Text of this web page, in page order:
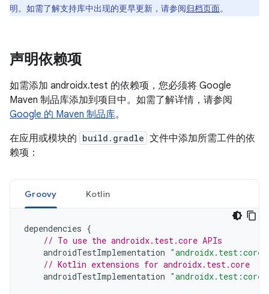
明。如需了解支持库中出现的更早更新，请参阅归档页面。
声明依赖项
如需添加 androidx.test 的依赖项，您必须将 Google
Maven 制品库添加到项目中。如需了解详情，请参阅
Google 的 Maven 制品库。
在应用或模块的 build.gradle 文件中添加所需工件的依
赖项：
Groovy Kotlin
dependencies {
// To use the androidx.test.core APIs
androidTestImplementation
// Kotlin extensions for androidx.test.core
androidTestImplementation